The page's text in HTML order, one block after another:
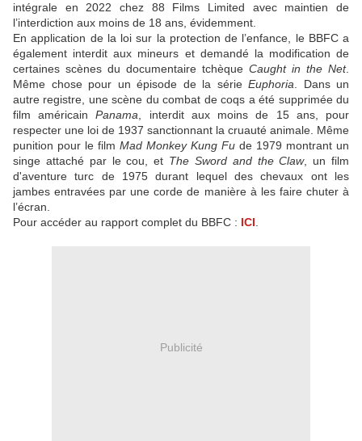
intégrale en 2022 chez 88 Films Limited
avec maintien de
l’interdiction aux moins de 18 ans, évidemment.
En application de la loi sur la protection de l’enfance, le BBFC a
également interdit aux mineurs et demandé la modification de
certaines scènes du documentaire tchèque Caught in the Net.
Même chose pour un épisode de la série Euphoria . Dans un
autre registre, une scène du combat de coqs a été supprimée du
film américainPanama , interdit aux moins de 15 ans, pour
respecter une loi de 1937 sanctionnant la cruauté animale. Même
punition pour le film Mad Monkey Kung Fu de 1979 montrant un
singe attaché par le cou, et The Sword and the Claw, un film
d'aventure turc de 1975 durant lequel des chevaux ont les
jambes entravées par une corde de manière à les faire chuter à
l’écran.
Pour accéder au rapport complet du BBFC : ICI
Publicité